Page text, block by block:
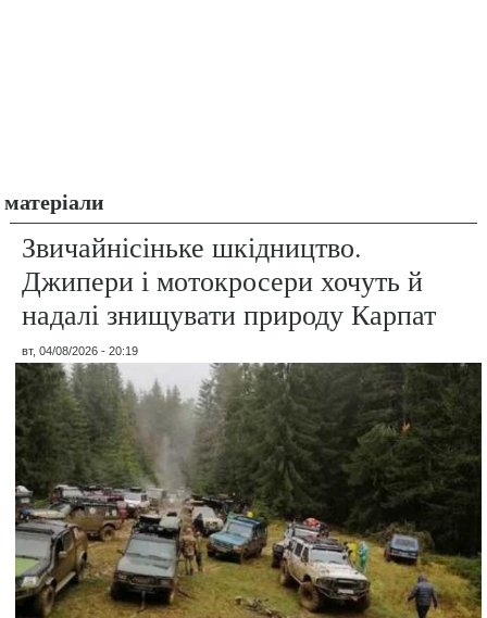
матеріали
Звичайнісіньке шкідництво.
Джипери і мотокросери хочуть й
надалі знищувати природу Карпат
вт, 04/08/2026 - 20:19